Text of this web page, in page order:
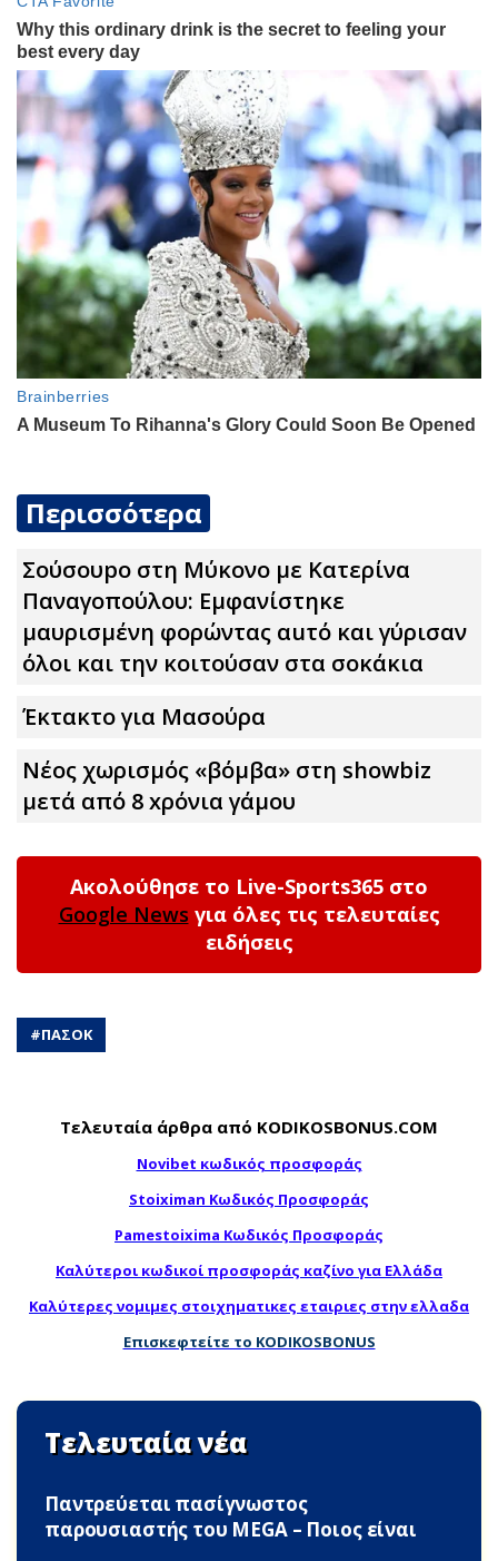
Περισσότερα
Σούσουpο στη Μύκονο με Κατερίνα
Παναγοπούλου: Εμφανίστηκε
μαυρισμένη φορώντας αuτό και γύρισαν
όλοι και την κοιτούσαν στα σοκάκια
Έκτακτο για Μασούρα
Νέος χωρισμός «βόμβα» στη showbiz
μετά από 8 xρόνια γάμου
Ακολούθησε το Live-Sports365 στο
Google News για όλες τις τελευταίες
ειδήσεις
#ΠΑΣΟΚ
Τελευταία άρθρα από KODIKOSBONUS.COM
Novibet κωδικός προσφοράς
Stoiximan Κωδικός Προσφοράς
Pamestoixima Κωδικός Προσφοράς
Καλύτεροι κωδικοί προσφοράς καζίνο για Ελλάδα
Καλύτερες νομιμες στοιχηματικες εταιριες στην ελλαδα
Επισκεφτείτε το KODIKOSBONUS
Τελευταία νέα
Παντρεύεται πασίγνωστος
παρουσιαστής του MEGA – Ποιος είναι